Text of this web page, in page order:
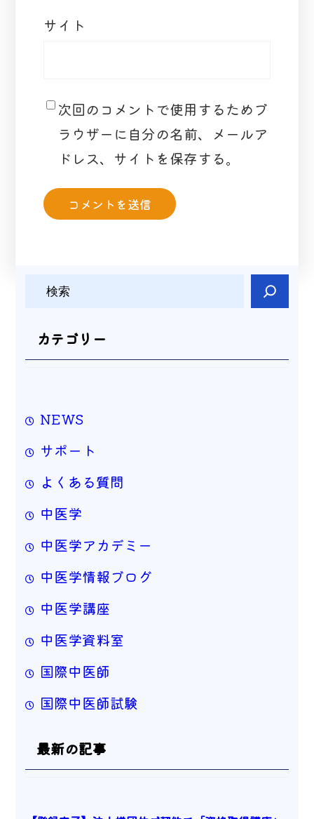
サイト
次回のコメントで使用するためブ
ラウザーに自分の名前、メールア
ドレス、サイトを保存する。
カテゴリー
NEWS
サポート
よくある質問
中医学
中医学アカデミー
中医学情報ブログ
中医学講座
中医学資料室
国際中医師
国際中医師試験
最新の記事